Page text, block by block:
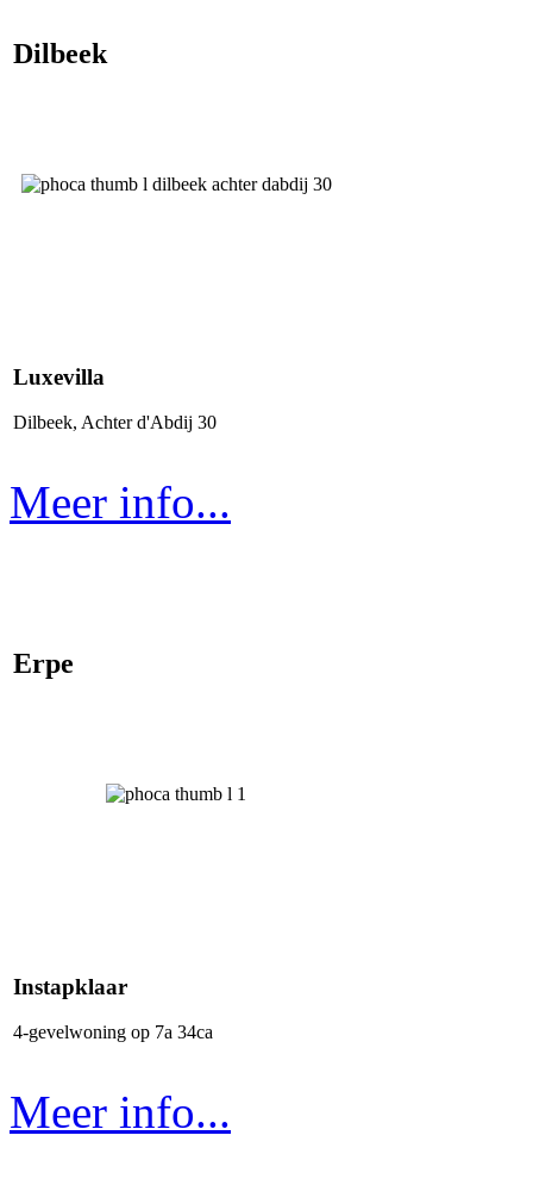
Dilbeek
Luxevilla
Dilbeek, Achter d'Abdij 30
Meer info...
Erpe
Instapklaar
4-gevelwoning op 7a 34ca
Meer info...